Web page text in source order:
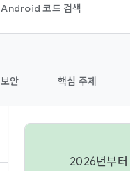
Android 코드 검색
보안 핵심 주제
2026년부터